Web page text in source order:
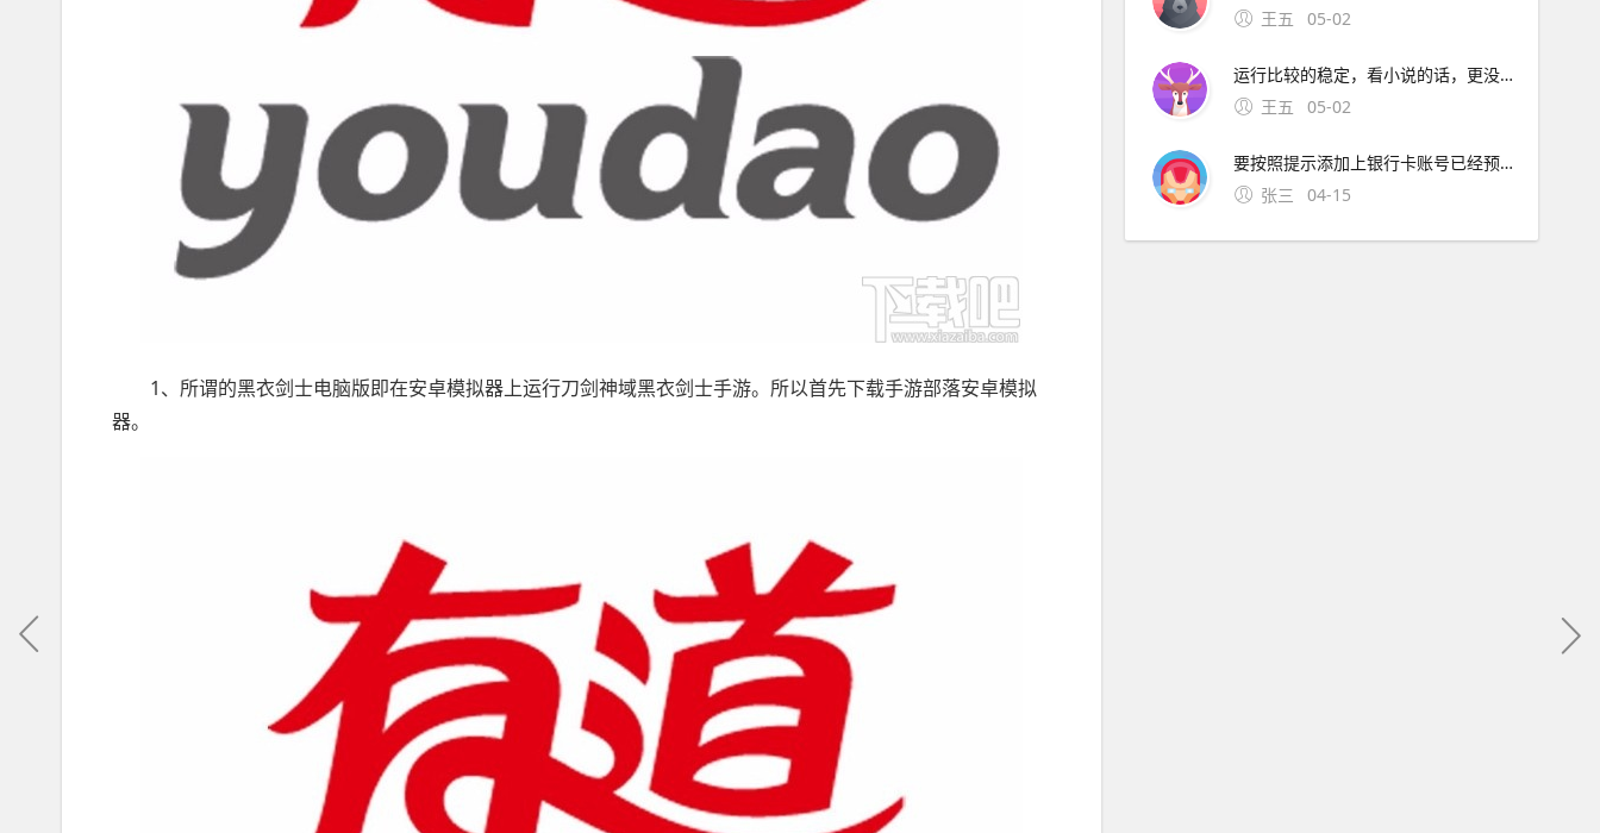
1、所谓的黑衣剑士电脑版即在安卓模拟器上运行刀剑神域黑衣剑士手游。所以首先下载手游部落安卓模拟
器。
王五
05-02
运行比较的稳定，看小说的话，更没有问题了，有收藏功能的，遇见自己喜欢的可以收藏，有了更新。安装在苹果设备上的UC浏览器版本可能存在不兼容问题，导致无法正常使用网络问题网络连接不稳定或网络设置不正确
王五
05-02
要按照提示添加上银行卡账号已经预留手机账号，然后就会往你手机上面发送验证码，确认验证就可以绑定银行卡; 4、想要解除绑定的银行卡，只需要选中要解除绑定的银行卡，进入“银行卡信息”里面
张三
04-15